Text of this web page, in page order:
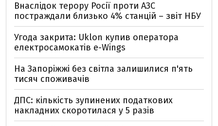
Внаслідок терору Росії проти АЗС
постраждали близько 4% станцій – звіт НБУ
Угода закрита: Uklon купив оператора
електросамокатів e-Wings
На Запоріжжі без світла залишилися п'ять
тисяч споживачів
ДПС: кількість зупинених податкових
накладних скоротилася у 5 разів